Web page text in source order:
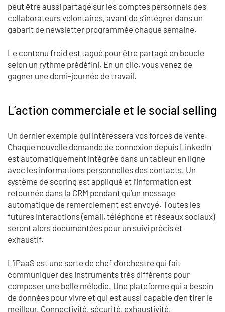
peut être aussi partagé sur les comptes personnels des
collaborateurs volontaires, avant de s’intégrer dans un
gabarit de newsletter programmée chaque semaine.
Le contenu froid est tagué pour être partagé en boucle
selon un rythme prédéfini. En un clic, vous venez de
gagner une demi-journée de travail.
L’action commerciale et le social selling
Un dernier exemple qui intéressera vos forces de vente.
Chaque nouvelle demande de connexion depuis LinkedIn
est automatiquement intégrée dans un tableur en ligne
avec les informations personnelles des contacts. Un
système de scoring est appliqué et l’information est
retournée dans la CRM pendant qu’un message
automatique de remerciement est envoyé. Toutes les
futures interactions (email, téléphone et réseaux sociaux)
seront alors documentées pour un suivi précis et
exhaustif.
L’iPaaS est une sorte de chef d’orchestre qui fait
communiquer des instruments très différents pour
composer une belle mélodie. Une plateforme qui a besoin
de données pour vivre et qui est aussi capable d’en tirer le
meilleur. Connectivité, sécurité, exhaustivité,